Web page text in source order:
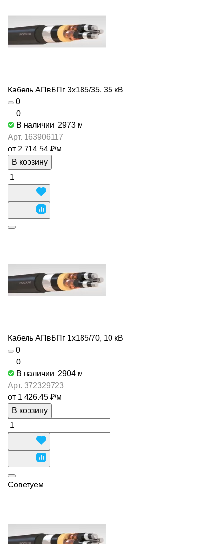
Кабель АПвБПг 3х185/35, 35 кВ
0
0
В наличии: 2973 м
Арт. 163906117
от 2 714.54 ₽/м
В корзину
Кабель АПвБПг 1х185/70, 10 кВ
0
0
В наличии: 2904 м
Арт. 372329723
от 1 426.45 ₽/м
В корзину
Советуем